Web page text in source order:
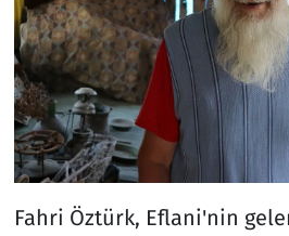
Fahri Öztürk, Eflani'nin